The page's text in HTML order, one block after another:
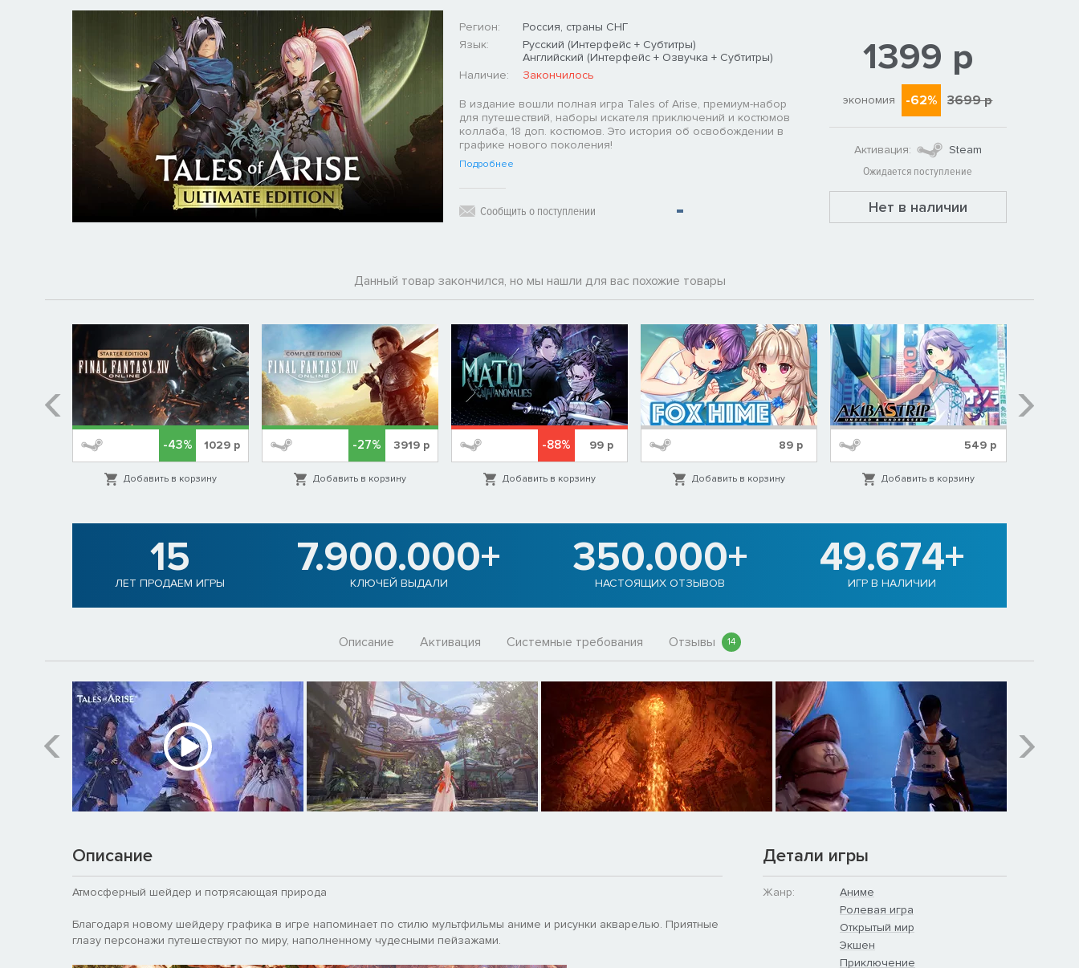
Регион:
Россия, страны СНГ
Язык:
Русский (Интерфейс + Субтитры)
Английский (Интерфейс + Озвучка + Субтитры)
Наличие:
Закончилось
В издание вошли полная игра Tales of Arise, премиум-набор
для путешествий, наборы искателя приключений и костюмов
коллаба, 18 доп. костюмов. Это история об освобождении в
графике нового поколения!
Подробнее
Сообщить о поступлении
1399 р
экономия -62% 3699 р
Активация:
Steam
Ожидается поступление
Нет в наличии
Данный товар закончился, но мы нашли для вас похожие товары
-43% 1029 р
Добавить в корзину
-27% 3919 р
Добавить в корзину
-88% 99р
Добавить в корзину
89р
Добавить в корзину
549р
Добавить в корзину
15
ЛЕТ ПРОДАЕМ ИГРЫ
7.900.000+
КЛЮЧЕЙ ВЫДАЛИ
350.000+
НАСТОЯЩИХ ОТЗЫВОВ
49.674+
ИГР В НАЛИЧИИ
Описание Активация Системные требования Отзывы 14
Описание
Атмосферный шейдер и потрясающая природа
Благодаря новому шейдеру графика в игре напоминает по стилю мультфильмы аниме и рисунки акварелью. Приятные
глазу персонажи путешествуют по миру, наполненному чудесными пейзажами.
Детали игры
Жанр:
Аниме
Ролевая игра
Открытый мир
Экшен
Приключение